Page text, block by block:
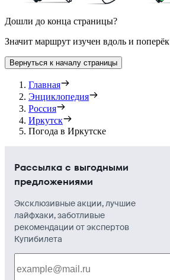
Дошли до конца страницы?
Значит маршрут изучен вдоль и поперёк
Вернуться к началу страницы
Главная
Энциклопедия
Россия
Иркутск
Погода в Иркутске
Рассылка с выгодными
предложениями
Эксклюзивные акции, лучшие
лайфхаки, заботливые
рекомендации от экспертов
Купибилета